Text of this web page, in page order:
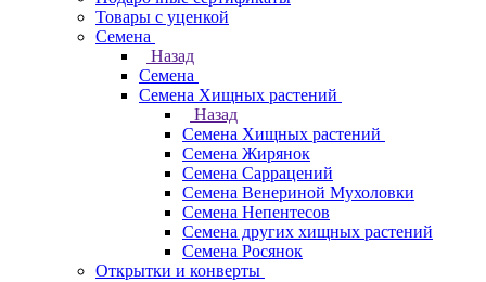
Товары с уценкой
Семена
Назад
Семена
Семена Хищных растений
Назад
Семена Хищных растений
Семена Жирянок
Семена Саррацений
Семена Венериной Мухоловки
Семена Непентесов
Семена других хищных растений
Семена Росянок
Открытки и конверты